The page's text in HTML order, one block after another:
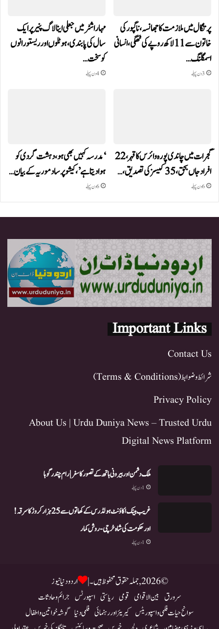
پرتگال میں ملازمت کا جھانسہ،ناگپور کی
خاتون سے 11 لاکھ روپے کی ٹھگی، انسانی
اسمگلنگ…
3 دن پہلے
مہاراشٹر میں جعلی اینالاگ پنیر پر ایک
سال کی پابندی، ہوٹلوں اور ریستورانوں
کو سخت…
4 دن پہلے
گجرات میں چاندی پورہ وائرس کا قہر، 22
افراد جاں بحق، 35 کیسز کی تصدیق،…
6 دن پہلے
‘مدرسہ کہیں بھی ہو، دہشت گردی کو
ہوا دیتا ہے’، کیشو پرساد موریہ کے بیان…
6 دن پہلے
Important Links
Contact Us
شرائط و ضوابط (Terms & Conditions)
Privacy Policy
About Us | Urdu Duniya News – Trusted Urdu
Digital News Platform
ملک دشمن اور بیرونی ہاتھ کے تصور کا سفر | رام چندر گوہا
1 دن پہلے
غریب بینک اکاؤنٹ ہولڈرس کے کھاتوں سے 25 ہزار کروڑ کا سرقہ!
اور حکومت کی شاہ خرچی-روش کمار
1 دن پہلے
© 2026, جملہ حقوق محفوظ ہیں۔ | اردو دنیا نیوز
سرورق بین الاقوامی قومی ریاستی اسپورٹس جرائم و حادثات
سوانح حیات فلمی و اسپوریٹس کیریئر اور رہنمائی فلمی دنیا گوشہ خواتین و اطفال